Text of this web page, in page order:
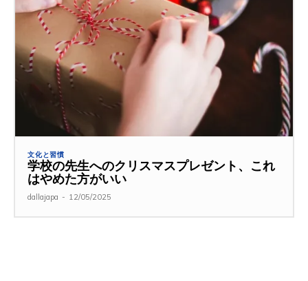
文化と習慣
学校の先生へのクリスマスプレゼント、これ
はやめた方がいい
dallajapa - 12/05/2025